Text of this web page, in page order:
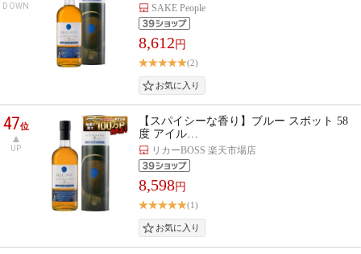
DOWN SAKE People
8,612 円
(2)
47位
UP
【スパイシーな香り】ブルー スポット 58
度 アイル…
リカーBOSS 楽天市場店
8,598円
(1)